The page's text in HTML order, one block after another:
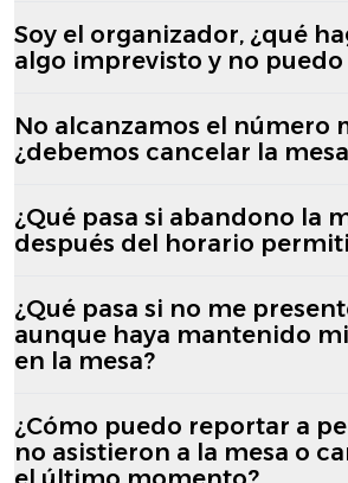
Soy el organizador, ¿qué
algo imprevisto y no puedo
No alcanzamos el número
¿debemos cancelar la
¿Qué pasa si abandono la
después del horario
¿Qué pasa si no me
aunque haya mantenido
en la mesa?
¿Cómo puedo reportar a
no asistieron a la mesa o